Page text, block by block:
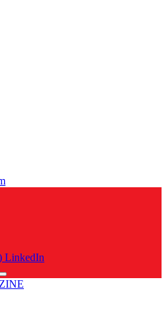
LinkedIn